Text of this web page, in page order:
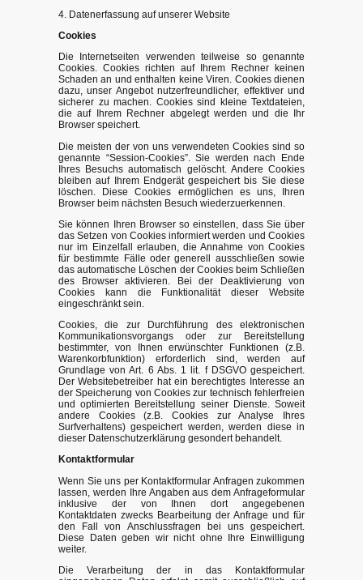
4. Datenerfassung auf unserer Website
Cookies
Die Internetseiten verwenden teilweise so genannte
Cookies. Cookies richten auf Ihrem Rechner keinen
Schaden an und enthalten keine Viren. Cookies dienen
dazu, unser Angebot nutzerfreundlicher, effektiver und
sicherer zu machen. Cookies sind kleine Textdateien,
die auf Ihrem Rechner abgelegt werden und die Ihr
Browser speichert.
Die meisten der von uns verwendeten Cookies sind so
genannte “Session-Cookies”. Sie werden nach Ende
Ihres Besuchs automatisch gelöscht. Andere Cookies
bleiben auf Ihrem Endgerät gespeichert bis Sie diese
löschen. Diese Cookies ermöglichen es uns, Ihren
Browser beim nächsten Besuch wiederzuerkennen.
Sie können Ihren Browser so einstellen, dass Sie über
das Setzen von Cookies informiert werden und Cookies
nur im Einzelfall erlauben, die Annahme von Cookies
für bestimmte Fälle oder generell ausschließen sowie
das automatische Löschen der Cookies beim Schließen
des Browser aktivieren. Bei der Deaktivierung von
Cookies kann die Funktionalität dieser Website
eingeschränkt sein.
Cookies, die zur Durchführung des elektronischen
Kommunikationsvorgangs oder zur Bereitstellung
bestimmter, von Ihnen erwünschter Funktionen (z.B.
Warenkorbfunktion) erforderlich sind, werden auf
Grundlage von Art. 6 Abs. 1 lit. f DSGVO gespeichert.
Der Websitebetreiber hat ein berechtigtes Interesse an
der Speicherung von Cookies zur technisch fehlerfreien
und optimierten Bereitstellung seiner Dienste. Soweit
andere Cookies (z.B. Cookies zur Analyse Ihres
Surfverhaltens) gespeichert werden, werden diese in
dieser Datenschutzerklärung gesondert behandelt.
Kontaktformular
Wenn Sie uns per Kontaktformular Anfragen zukommen
lassen, werden Ihre Angaben aus dem Anfrageformular
inklusive der von Ihnen dort angegebenen
Kontaktdaten zwecks Bearbeitung der Anfrage und für
den Fall von Anschlussfragen bei uns gespeichert.
Diese Daten geben wir nicht ohne Ihre Einwilligung
weiter.
Die Verarbeitung der in das Kontaktformular